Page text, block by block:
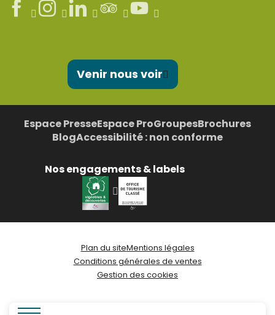
Venir nous voir
Espace PresseEspace ProGroupesBrochures
BlogAccessibilité : non conforme
Nos engagements & labels
Plan du siteMentions légales
Conditions générales de ventes
Gestion des cookies